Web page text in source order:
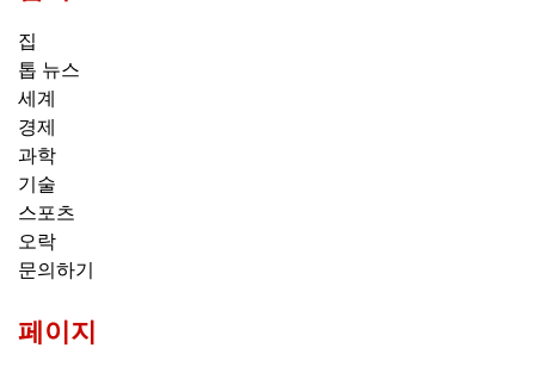
집
톱 뉴스
세계
경제
과학
기술
스포츠
오락
문의하기
페이지